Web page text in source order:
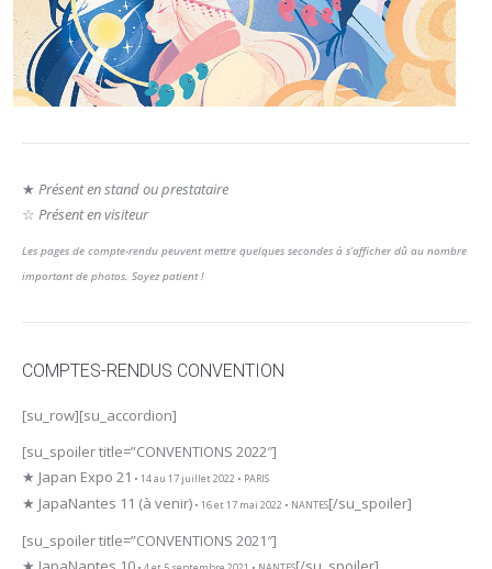
★ Présent en stand ou prestataire
☆ Présent en visiteur
Les pages de compte-rendu peuvent mettre quelques secondes à s’afficher dû au nombre
important de photos. Soyez patient !
COMPTES-RENDUS CONVENTION
[su_row][su_accordion]
[su_spoiler title=”CONVENTIONS 2022″]
★ Japan Expo 21 • 14 au 17 juillet 2022 • PARIS
★ JapaNantes 11 (à venir) • 16 et 17 mai 2022 • NANTES[/su_spoiler]
[su_spoiler title=”CONVENTIONS 2021″]